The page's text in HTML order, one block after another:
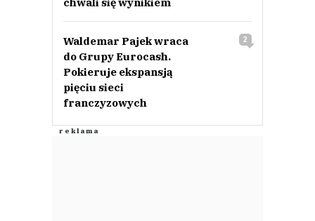
Waldemar Pajek wraca
do Grupy Eurocash.
Pokieruje ekspansją
pięciu sieci
franczyzowych
2